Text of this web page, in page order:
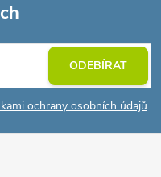
ochrany osobních údajů
ODEBÍRAT